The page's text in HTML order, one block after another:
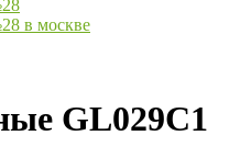
в москве
GL029C1